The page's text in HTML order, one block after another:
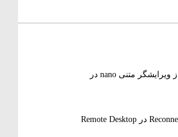
نصب و استفاده از ویرایشگر متنی nano در
رفع مشکل Reconnecting در Remote Desktop